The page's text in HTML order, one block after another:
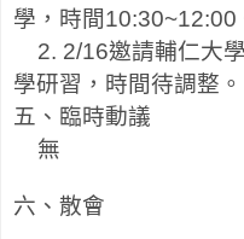
學，時間10:30~12:00
2. 2/16邀請輔仁大
學研習，時間待調整。
五、臨時動議
無
六、散會